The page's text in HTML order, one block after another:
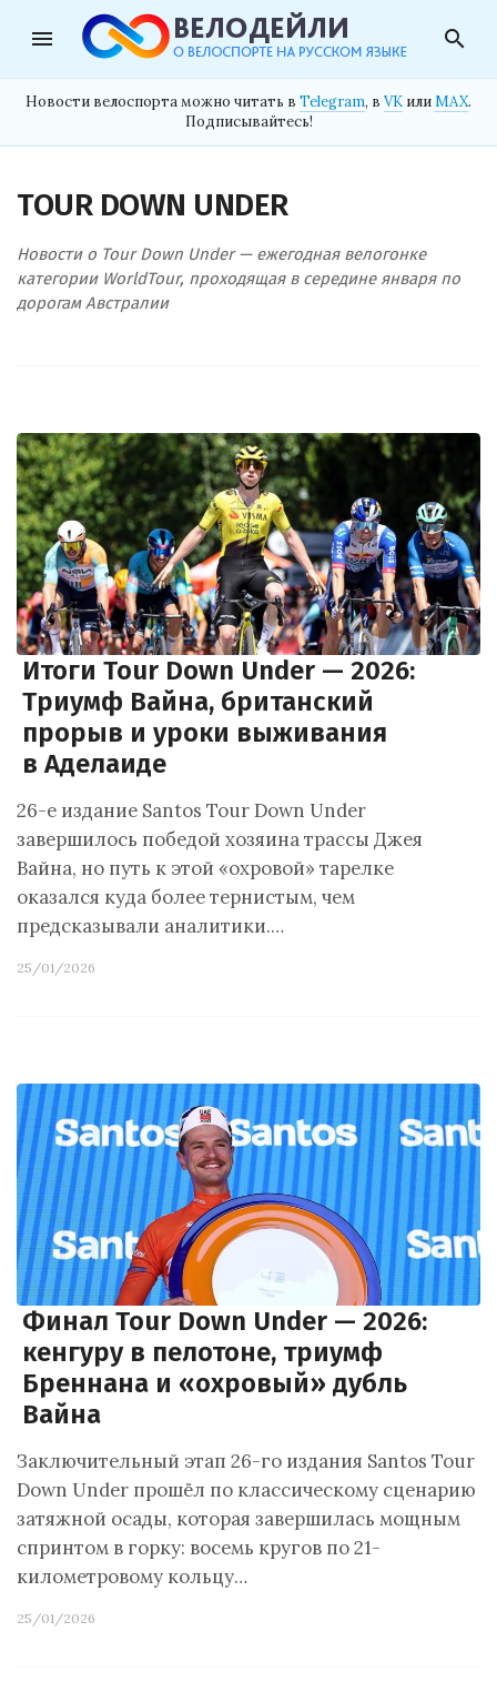
menu search
Новости велоспорта можно читать в Telegram, в VK илиMAX.
Подписывайтесь!
TOUR DOWN UNDER
Новости о Tour Down Under — ежегодная велогонке
категории WorldTour, проходящая в середине января по
дорогам Австралии
Итоги Tour Down Under — 2026:
Триумф Вайна, британский
прорыв и уроки выживания
в Аделаиде
26-е издание Santos Tour Down Under
завершилось победой хозяина трассы Джея
Вайна, но путь к этой «охровой» тарелке
оказался куда более тернистым, чем
предсказывали аналитики.…
25/01/2026
Финал Tour Down Under — 2026:
кенгуру в пелотоне, триумф
Бреннана и «охровый» дубль
Вайна
Заключительный этап 26-го издания Santos Tour
Down Under прошёл по классическому сценарию
затяжной осады, которая завершилась мощным
спринтом в горку: восемь кругов по 21-
километровому кольцу…
25/01/2026